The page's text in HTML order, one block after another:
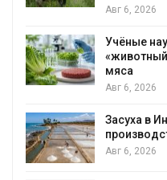
Авг 6, 2026
бабочек
Авг 6, 2026
бизнеса
Авг 6, 2026